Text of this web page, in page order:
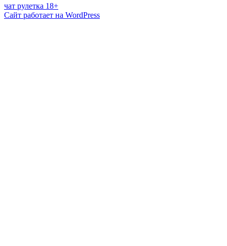
чат рулетка 18+
Сайт работает на WordPress